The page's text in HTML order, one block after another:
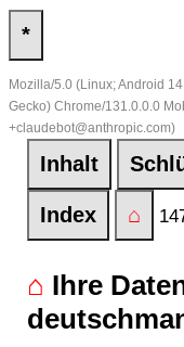
*
Mozilla/5.0 (Linux; Android
Gecko) Chrome/131.0.0.0
+claudebot@anthropic.com)
Inhalt
Index ⌂
⌂ Ihre